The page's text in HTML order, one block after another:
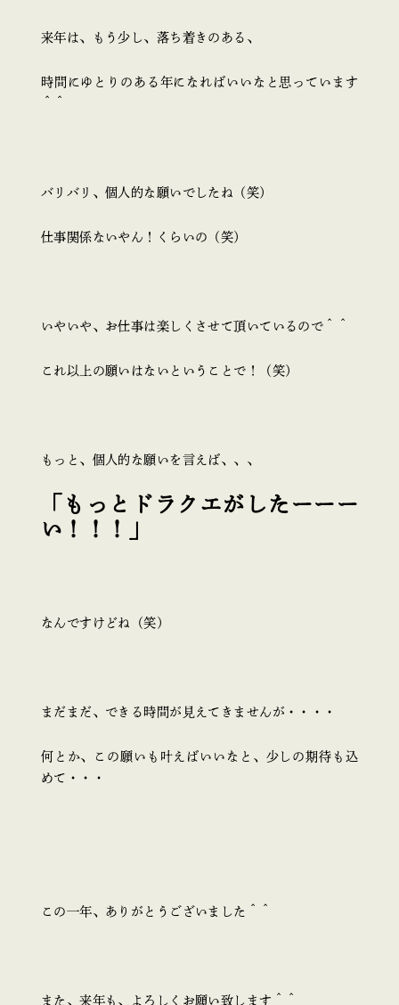
来年は、もう少し、落ち着きのある、
時間にゆとりのある年になればいいなと思っています
バリバリ、個人的な願いでしたね（笑）
仕事関係ないやん！くらいの（笑）
いやいや、お仕事は楽しくさせて頂いているので＾＾
これ以上の願いはないということで！（笑）
もっと、個人的な願いを言えば、、、
「もっとドラクエがしたーーー
い！！！」
なんですけどね（笑）
まだまだ、できる時間が見えてきませんが・・・・
何とか、この願いも叶えばいいなと、少しの期待も込
めて・・・
この一年、ありがとうございました＾＾
また、来年も、よろしくお願い致します＾＾